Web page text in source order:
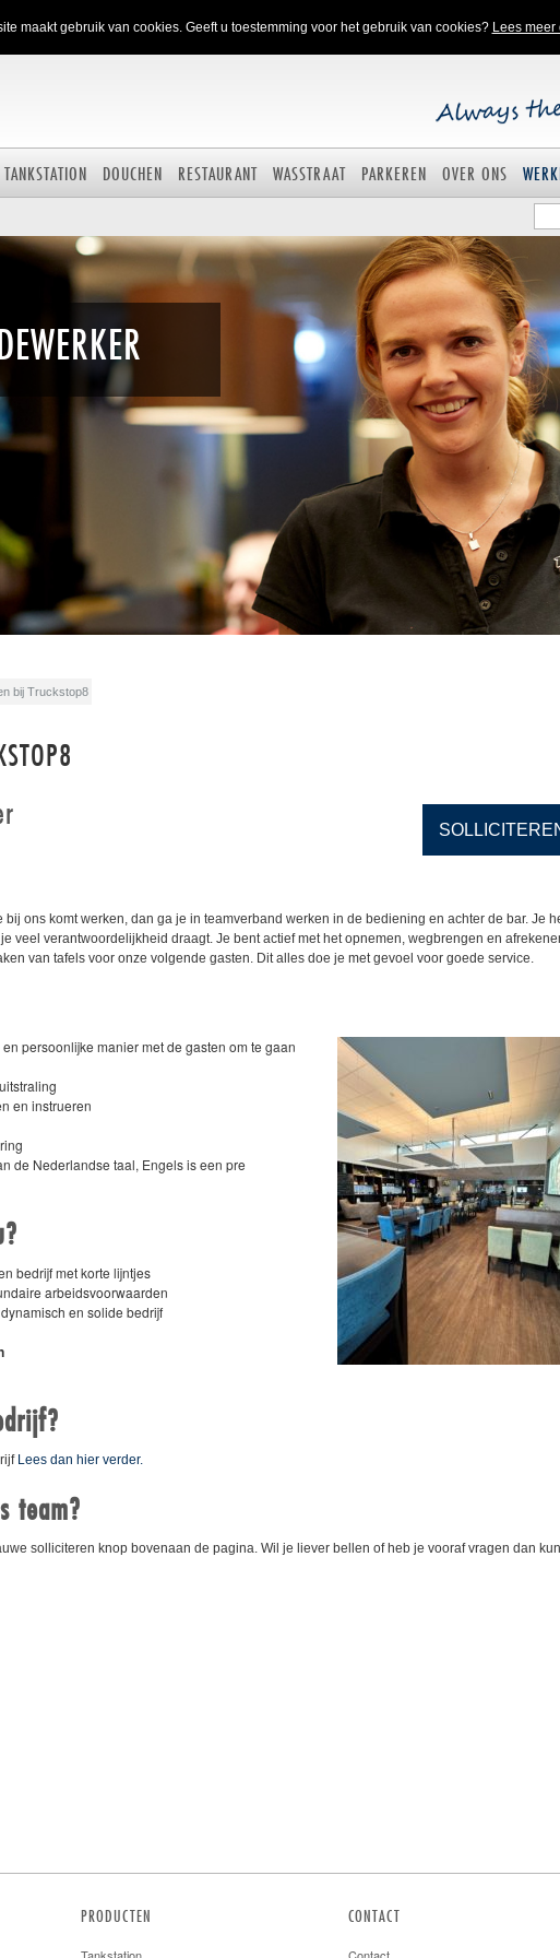
maakt gebruik van cookies. Geeft u toestemming voor het gebruik van cookies? Lees
TANKSTATION DOUCHEN RESTAURANT WASSTRAAT PARKEREN OVER ONS
bij Truckstop8
ons komt werken, dan ga je in teamverband werken in de bediening en achter de bar. Je
veel verantwoordelijkheid draagt. Je bent actief met het opnemen, wegbrengen en
van tafels voor onze volgende gasten. Dit alles doe je met gevoel voor goede service.
persoonlijke manier met de gasten om te gaan
en instrueren
de Nederlandse taal, Engels is een pre
bedrijf met korte lijntjes
arbeidsvoorwaarden
en solide bedrijf
Lees dan hier verder.
team?
solliciteren knop bovenaan de pagina. Wil je liever bellen of heb je vooraf vragen dan
PRODUCTEN CONTACT